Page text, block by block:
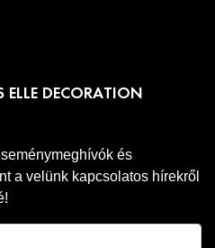
ELLE DECORATION
és
a velünk kapcsolatos hírekről